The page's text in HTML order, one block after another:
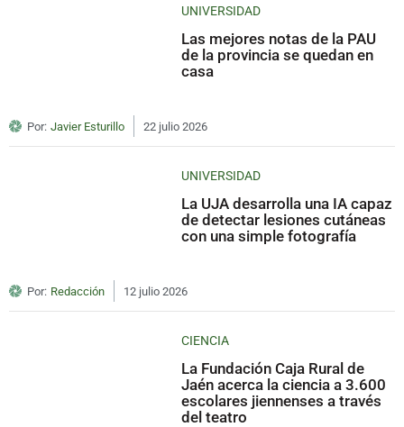
UNIVERSIDAD
Las mejores notas de la PAU
de la provincia se quedan en
casa
Por: Javier Esturillo 22 julio 2026
UNIVERSIDAD
La UJA desarrolla una IA capaz
de detectar lesiones cutáneas
con una simple fotografía
Por: Redacción 12 julio 2026
CIENCIA
La Fundación Caja Rural de
Jaén acerca la ciencia a 3.600
escolares jiennenses a través
del teatro